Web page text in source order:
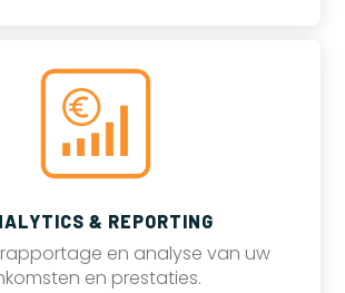
& REPORTING
en analyse van uw
en prestaties.